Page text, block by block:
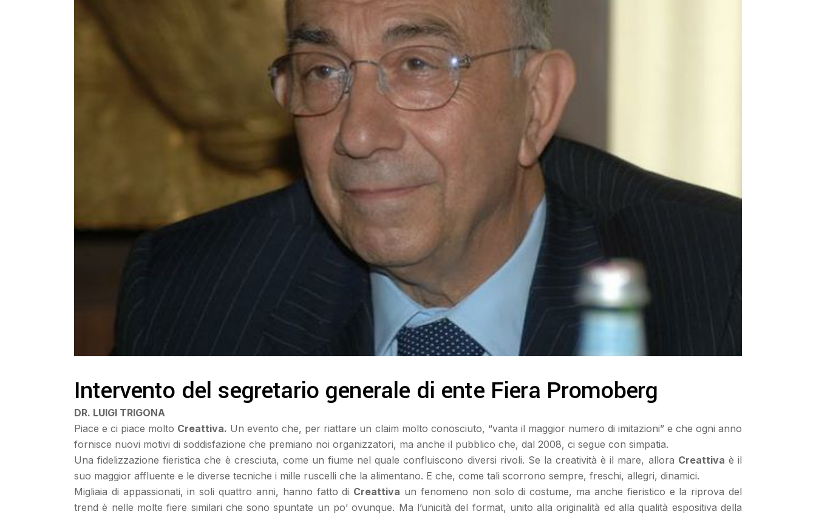
Intervento del segretario generale di ente Fiera Promoberg
DR. LUIGI TRIGONA
Piace e ci piace molto Creattiva. Un evento che, per riattare un claim molto conosciuto, “vanta il maggior numero di imitazioni” e che ogni anno
fornisce nuovi motivi di soddisfazione che premiano noi organizzatori, ma anche il pubblico che, dal 2008, ci segue con simpatia.
Una fidelizzazione fieristica che è cresciuta, come un fiume nel quale confluiscono diversi rivoli. Se la creatività è il mare, allora Creattiva è il
suo maggior affluente e le diverse tecniche i mille ruscelli che la alimentano. E che, come tali scorrono sempre, freschi, allegri, dinamici.
Migliaia di appassionati, in soli quattro anni, hanno fatto di Creattiva un fenomeno non solo di costume, ma anche fieristico e la riprova del
trend è nelle molte fiere similari che sono spuntate un po’ ovunque. Ma l’unicità del format, unito alla originalità ed alla qualità espositiva della